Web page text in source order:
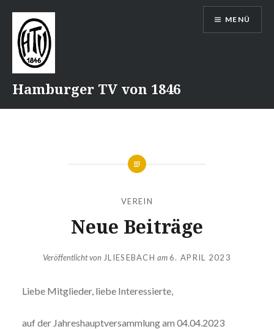
Inhalt
Hamburger TV von 1846
MENÜ
VEREIN
Neue Beiträge
Veröffentlicht von JLIESEBACH am6. APRIL 2023
Liebe Mitglieder, liebe Interessierte,
auf der Jahreshauptversammlung am 04.04.2023